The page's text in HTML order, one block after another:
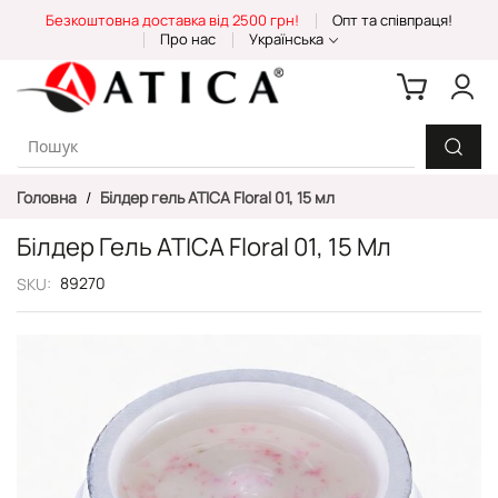
Content
Безкоштовна доставка від 2500 грн!
Опт та співпраця!
Про нас
Українська
Головна Білдер гель ATICA Floral 01, 15 мл
Білдер Гель ATICA Floral 01, 15 Мл
SKU 89270
зображень